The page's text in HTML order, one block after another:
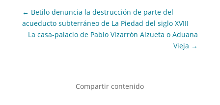
← Betilo denuncia la destrucción de parte del
acueducto subterráneo de La Piedad del siglo XVIII
La casa-palacio de Pablo Vizarrón Alzueta o Aduana
Vieja →
Compartir contenido